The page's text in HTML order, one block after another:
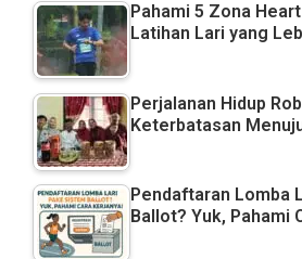
Pahami 5 Zona
Latihan Lari yang
Perjalanan Hidup
Keterbatasan
Pendaftaran Lomba
Ballot? Yuk, Pahami